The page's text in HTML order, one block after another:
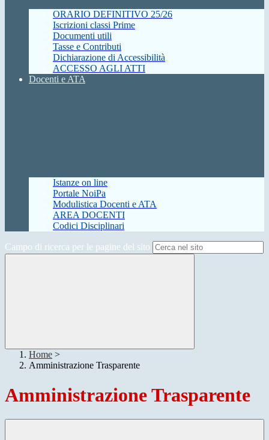
ORARIO DEFINITIVO 25/26
Iscrizioni classi Prime
Documenti utili
Tasse e Contributi
Dichiarazione di Accessibilità
ACCESSO AGLI ATTI
Docenti e ATA
Istanze on line
Portale NoiPa
Modulistica Docenti e ATA
AREA DOCENTI
Codici Disciplinari
Campo di ricerca per le pagine del sito
Home >
Amministrazione Trasparente
Amministrazione Trasparente